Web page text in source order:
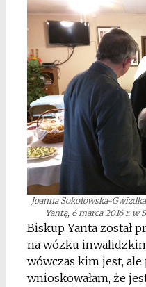
Joanna Sokołowska-
Yantą, 6 marca 2016 r. w
Biskup Yanta został
na wózku
wówczas kim jest,
wnioskowałam, że